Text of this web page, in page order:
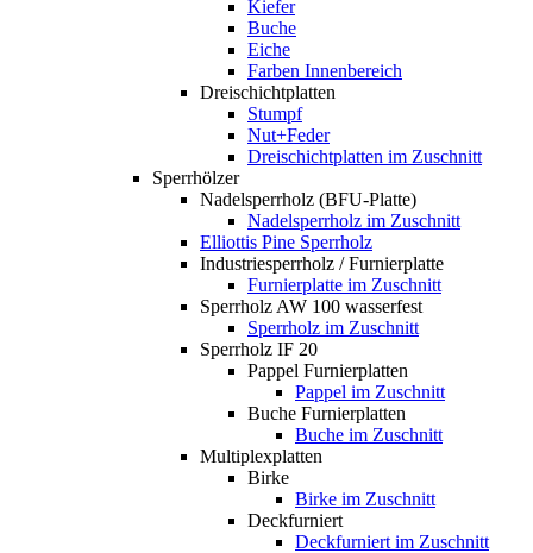
Kiefer
Buche
Eiche
Farben Innenbereich
Dreischichtplatten
Stumpf
Nut+Feder
Dreischichtplatten im Zuschnitt
Sperrhölzer
Nadelsperrholz (BFU-Platte)
Nadelsperrholz im Zuschnitt
Elliottis Pine Sperrholz
Industriesperrholz / Furnierplatte
Furnierplatte im Zuschnitt
Sperrholz AW 100 wasserfest
Sperrholz im Zuschnitt
Sperrholz IF 20
Pappel Furnierplatten
Pappel im Zuschnitt
Buche Furnierplatten
Buche im Zuschnitt
Multiplexplatten
Birke
Birke im Zuschnitt
Deckfurniert
Deckfurniert im Zuschnitt